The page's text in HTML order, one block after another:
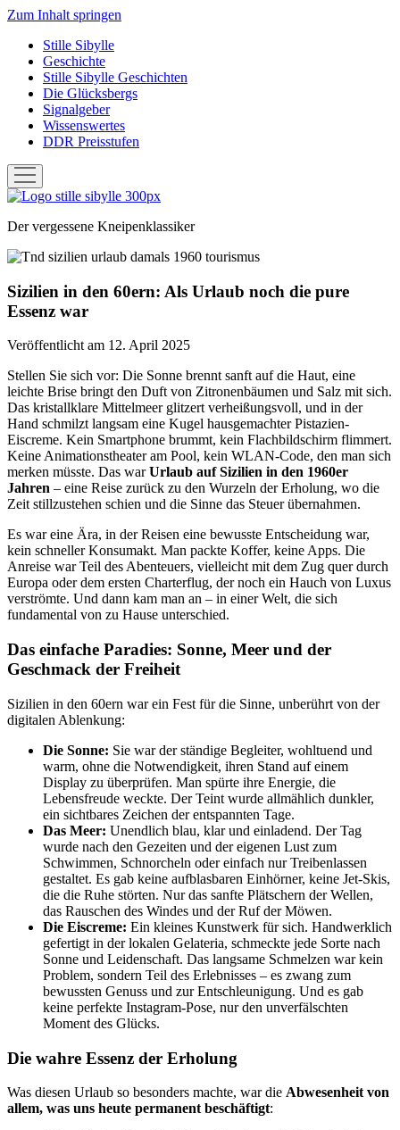
Zum Inhalt springen
Stille Sibylle
Geschichte
Stille Sibylle Geschichten
Die Glücksbergs
Signalgeber
Wissenswertes
DDR Preisstufen
Menü
öffnen
Stille
Der vergessene Kneipenklassiker
Sizilien in den 60ern: Als Urlaub noch die pure
Essenz war
Veröffentlicht am 12. April 2025
Stellen Sie sich vor: Die Sonne brennt sanft auf die Haut, eine
leichte Brise bringt den Duft von Zitronenbäumen und Salz mit sich.
Das kristallklare Mittelmeer glitzert verheißungsvoll, und in der
Hand schmilzt langsam eine Kugel hausgemachter Pistazien-
Eiscreme. Kein Smartphone brummt, kein Flachbildschirm flimmert.
Keine Animationstheater am Pool, kein WLAN-Code, den man sich
merken müsste. Das warUrlaub auf Sizilien in den 1960er
Jahren – eine Reise zurück zu den Wurzeln der Erholung, wo die
Zeit stillzustehen schien und die Sinne das Steuer übernahmen.
Es war eine Ära, in der Reisen eine bewusste Entscheidung war,
kein schneller Konsumakt. Man packte Koffer, keine Apps. Die
Anreise war Teil des Abenteuers, vielleicht mit dem Zug quer durch
Europa oder dem ersten Charterflug, der noch ein Hauch von Luxus
verströmte. Und dann kam man an – in einer Welt, die sich
fundamental von zu Hause unterschied.
Das einfache Paradies: Sonne, Meer und der
Geschmack der Freiheit
Sizilien in den 60ern war ein Fest für die Sinne, unberührt von der
digitalen Ablenkung:
Die Sonne: Sie war der ständige Begleiter, wohltuend und
warm, ohne die Notwendigkeit, ihren Stand auf einem
Display zu überprüfen. Man spürte ihre Energie, die
Lebensfreude weckte. Der Teint wurde allmählich dunkler,
ein sichtbares Zeichen der entspannten Tage.
Das Meer: Unendlich blau, klar und einladend. Der Tag
wurde nach den Gezeiten und der eigenen Lust zum
Schwimmen, Schnorcheln oder einfach nur Treibenlassen
gestaltet. Es gab keine aufblasbaren Einhörner, keine Jet-Skis,
die die Ruhe störten. Nur das sanfte Plätschern der Wellen,
das Rauschen des Windes und der Ruf der Möwen.
Die Eiscreme: Ein kleines Kunstwerk für sich. Handwerklich
gefertigt in der lokalen Gelateria, schmeckte jede Sorte nach
Sonne und Leidenschaft. Das langsame Schmelzen war kein
Problem, sondern Teil des Erlebnisses – es zwang zum
bewussten Genuss und zur Entschleunigung. Und es gab
keine perfekte Instagram-Pose, nur den unverfälschten
Moment des Glücks.
Die wahre Essenz der Erholung
Was diesen Urlaub so besonders machte, war die Abwesenheit von
allem, was uns heute permanent beschäftigt: